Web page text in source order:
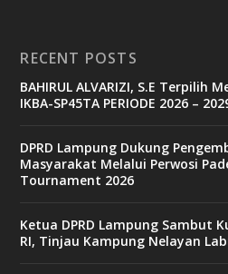
RECENT POSTS
BAHIRUL ALVARIZI, S.E Terpilih
IKBA-SP45TA PERIODE 2026 –
DPRD Lampung Dukung
Masyarakat Melalui Perwosi
Tournament 2026
Ketua DPRD Lampung Sambut
RI, Tinjau Kampung Nelayan